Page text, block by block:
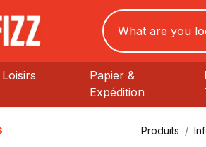
Papier &
Expédition
Produits